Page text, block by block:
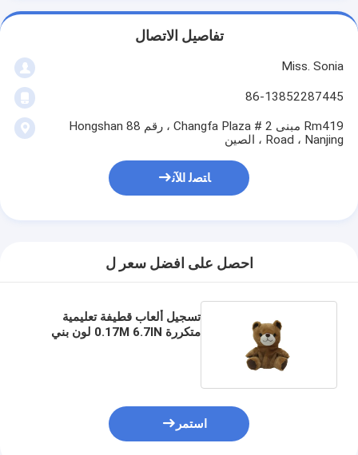
تفاصيل الاتصال
Miss. Sonia
86-13852287445
Rm419 مبنى 2 # Changfa Plaza ، رقم 88 Hongshan
Road ، Nanjing ، الصين
ﺎﺘﺼﻟ ﺍﻶﻧ
احصل على افضل سعر ل
تسجيل ألعاب قطيفة تعليمية
متكررة 0.17M 6.7IN لون بني
استمر